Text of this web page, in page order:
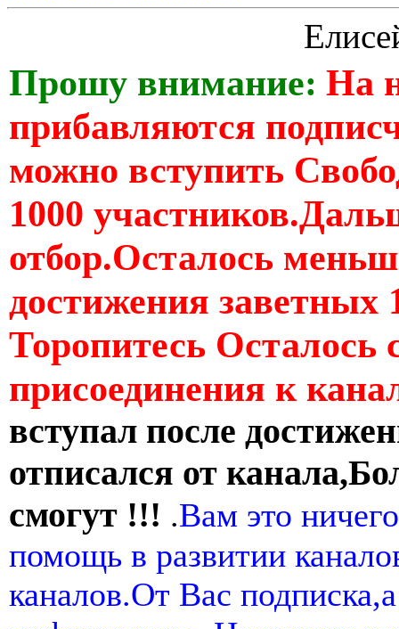
Прошу внимание: На
прибавляются
можно вступить
1000
отбор.Осталось
достижения заветных
Торопитесь Осталось
присоединения к
вступал после
отписался от
смогут !!! .Вам это
помощь в развитии
каналов.От Вас